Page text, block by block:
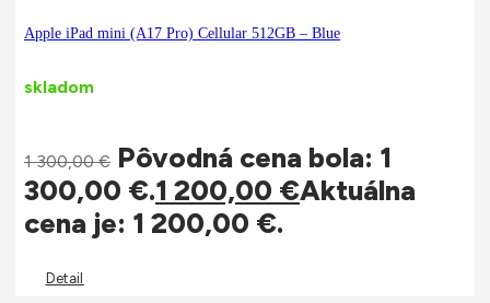
Apple iPad mini (A17 Pro) Cellular 512GB – Blue
skladom
1 300,00€ Pôvodná cena bola: 1
300,00 €.1 200,00 €Aktuálna
cena je: 1 200,00 €.
Detail